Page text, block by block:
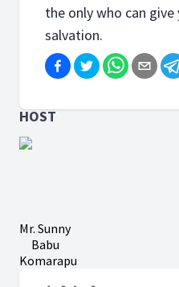
the only who can
salvation.
HOST
Mr. Sunny
Babu
Komarapu